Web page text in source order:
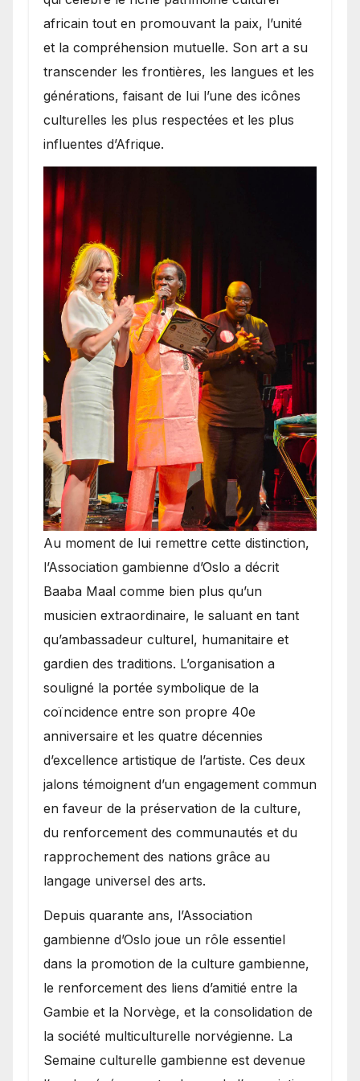
africain tout en promouvant la paix, l’unité
et la compréhension mutuelle. Son art a su
transcender les frontières, les langues et les
générations, faisant de lui l’une des icônes
culturelles les plus respectées et les plus
influentes d’Afrique.
​Au moment de lui remettre cette distinction,
l’Association gambienne d’Oslo a décrit
Baaba Maal comme bien plus qu’un
musicien extraordinaire, le saluant en tant
qu’ambassadeur culturel, humanitaire et
gardien des traditions. L’organisation a
souligné la portée symbolique de la
coïncidence entre son propre 40e
anniversaire et les quatre décennies
d’excellence artistique de l’artiste. Ces deux
jalons témoignent d’un engagement commun
en faveur de la préservation de la culture,
du renforcement des communautés et du
rapprochement des nations grâce au
langage universel des arts.
​Depuis quarante ans, l’Association
gambienne d’Oslo joue un rôle essentiel
dans la promotion de la culture gambienne,
le renforcement des liens d’amitié entre la
Gambie et la Norvège, et la consolidation de
la société multiculturelle norvégienne. La
Semaine culturelle gambienne est devenue